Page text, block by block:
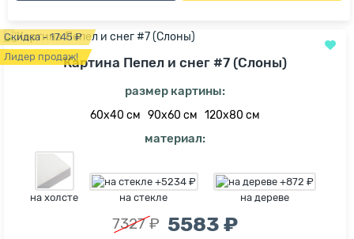
Скидка - 1745 ₽
Лидер продаж!Картина Пепел и снег #7 (Слоны)
размер картины:
60х40 см 90х60 см 120х80 см
материал:
на холсте на стекле на дереве
7327 ₽ 5583 ₽